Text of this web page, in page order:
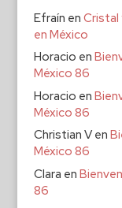
Efraín en Cristal
en México
Horacio en
México 86
Horacio en
México 86
Christian Ven
México 86
Clara en
86